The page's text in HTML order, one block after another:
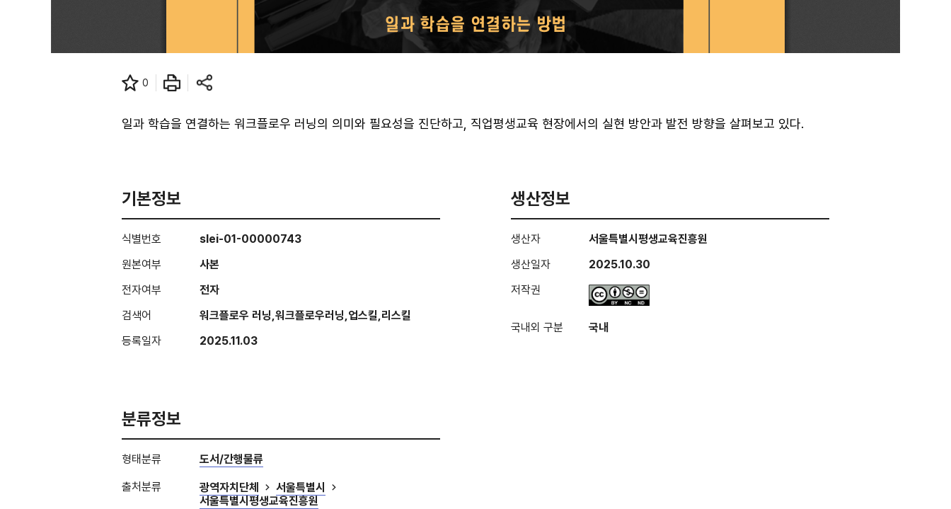
0
일과 학습을 연결하는 워크플로우 러닝의 의미와 필요성을 진단하고, 직업평생교육 현장에서의 실현 방안과 발전 방향을 살펴보고 있다.
기본정보
식별번호
slei-01-00000743
원본여부
사본
전자여부
전자
검색어
워크플로우 러닝,워크플로우러닝,업스킬,리스킬
등록일자
2025.11.03
생산정보
생산자
서울특별시평생교육진흥원
생산일자
2025.10.30
저작권
국내외 구분 국내
분류정보
형태분류 도서/간행물류
출처분류 광역자치단체
서울특별시
서울특별시평생교육진흥원